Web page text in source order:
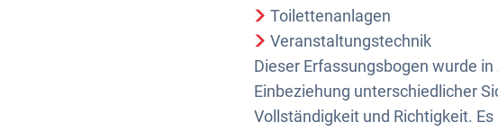
Toilettenanlagen
Veranstaltungstechnik
Dieser Erfassungsbogen wurde
Einbeziehung unterschiedlicher
Vollständigkeit und Richtigkeit.